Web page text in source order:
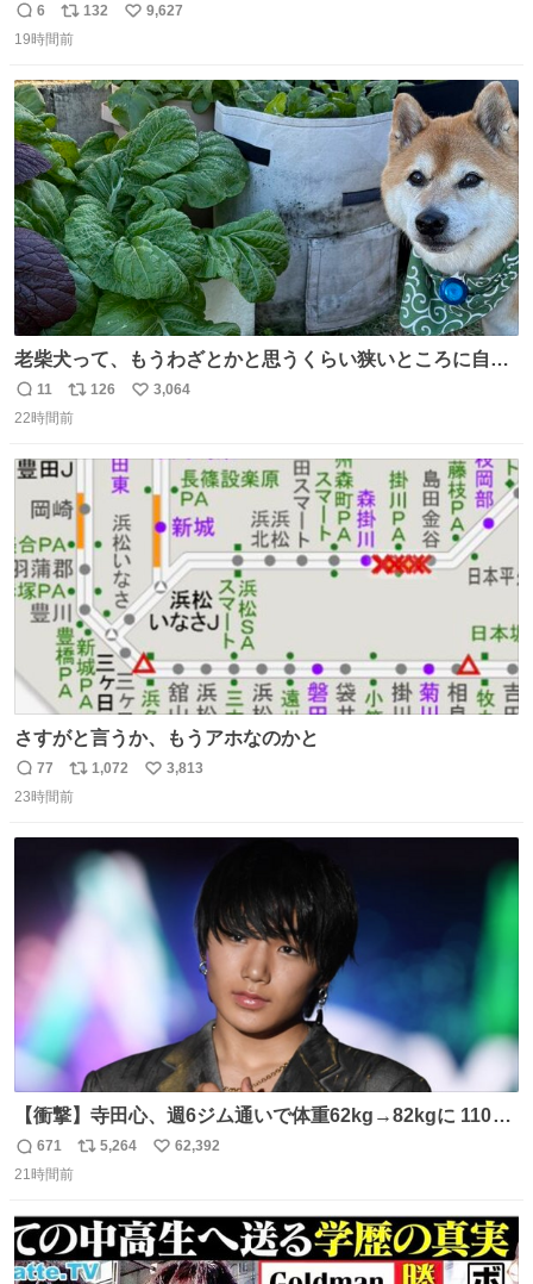
ないと荷物入らん。女のカバンってなんでこんなちっさい
の
返
信
6
リ
ポ
ト
数
132
い
数
9,627
19時間前
老柴犬って、もうわざとかと思うくらい狭いところに自ら
はまりにいくじゃないですか？ 今朝ガーデニングしてる飼
い主の間にはまってきて、最高に可愛かった♥️
返
信
11
リ
ポ
ト
数
126
い
3,064
22時間前
さすがと言うか、もうアホなのかと
返
信
77
リ
ポ
ト
数
1,072
い
3,813
23時間前
【衝撃】寺田心、週6ジム通いで体重62kg→82kgに 110kg
のベンチプレス持ち上げる姿披露
news.livedoor.com/article/detail… 元々自重のみだった
のためおにぎり10個、ゼリー飲料3～4本、パスタと毎日4
千kcalオーバーの食事を摂取し、増量したという。
返
信
671
リ
ト
数
5,264
い
数
62,392
21時間前